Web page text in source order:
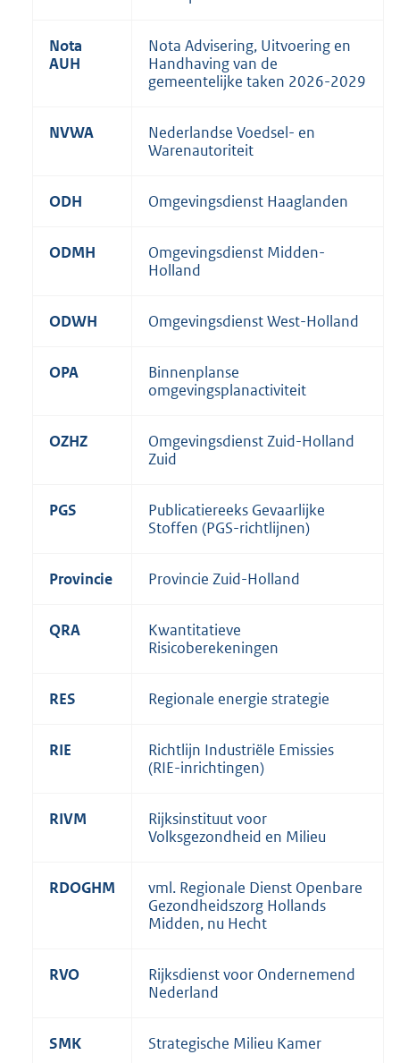
Nota
AUH
Nota Advisering, Uitvoering en
Handhaving van de
gemeentelijke taken 2026-2029
NVWA
Nederlandse Voedsel- en
Warenautoriteit
ODH Omgevingsdienst Haaglanden
ODMH
Omgevingsdienst Midden-
Holland
ODWH Omgevingsdienst West-Holland
OPA
Binnenplanse
omgevingsplanactiviteit
OZHZ
Omgevingsdienst Zuid-Holland
Zuid
PGS
Publicatiereeks Gevaarlijke
Stoffen (PGS-richtlijnen)
Provincie Provincie Zuid-Holland
QRA
Kwantitatieve
Risicoberekeningen
RES Regionale energie strategie
RIE
Richtlijn Industriële Emissies
(RIE-inrichtingen)
RIVM
Rijksinstituut voor
Volksgezondheid en Milieu
RDOGHM
vml. Regionale Dienst Openbare
Gezondheidszorg Hollands
Midden, nu Hecht
RVO
Rijksdienst voor Ondernemend
Nederland
SMK Strategische Milieu Kamer